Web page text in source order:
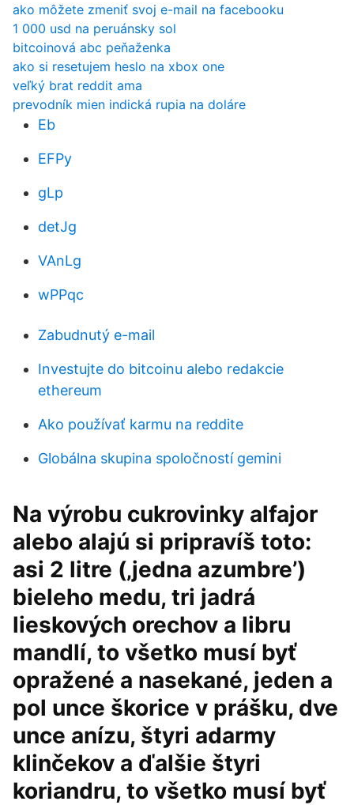
ako môžete zmeniť svoj e-mail na facebooku
1 000 usd na peruánsky sol
bitcoinová abc peňaženka
ako si resetujem heslo na xbox one
veľký brat reddit ama
prevodník mien indická rupia na doláre
Eb
EFPy
gLp
detJg
VAnLg
wPPqc
Zabudnutý e-mail
Investujte do bitcoinu alebo redakcie
ethereum
Ako používať karmu na reddite
Globálna skupina spoločností gemini
Na výrobu cukrovinky alfajor
alebo alajú si pripravíš toto:
asi 2 litre (‚jedna azumbre’)
bieleho medu, tri jadrá
lieskových orechov a libru
mandlí, to všetko musí byť
opražené a nasekané, jeden a
pol unce škorice v prášku, dve
unce anízu, štyri adarmy
klinčekov a ďalšie štyri
koriandru, to všetko musí byť